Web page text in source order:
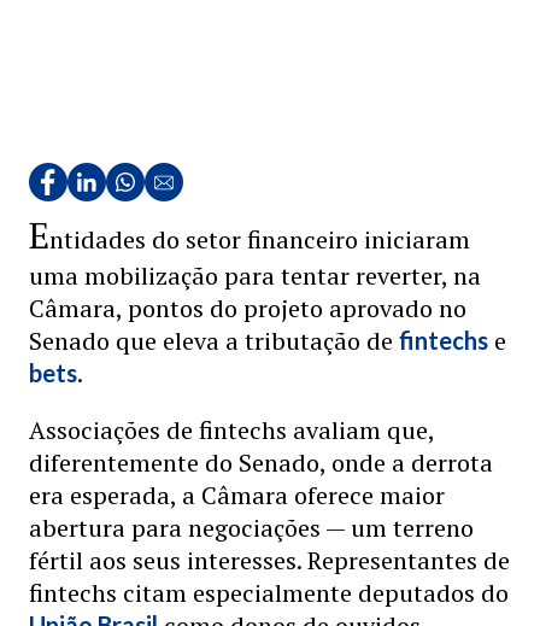
Entidades do setor financeiro iniciaram
uma mobilização para tentar reverter, na
Câmara, pontos do projeto aprovado no
Senado que eleva a tributação de fintechs e
bets.
Associações de fintechs avaliam que,
diferentemente do Senado, onde a derrota
era esperada, a Câmara oferece maior
abertura para negociações — um terreno
fértil aos seus interesses. Representantes de
fintechs citam especialmente deputados do